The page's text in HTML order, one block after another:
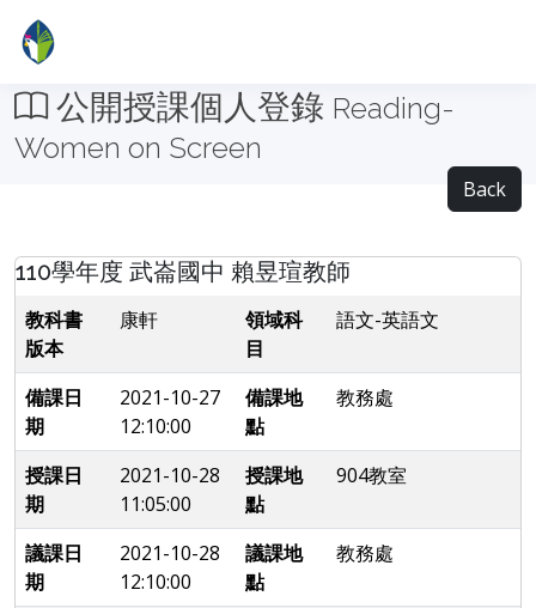
公開授課個人登錄 Reading-
Women on Screen
Back
110學年度 武崙國中 賴昱瑄教師
教科書
版本
康軒
領域科
目
語文-英語文
備課日
期
2021-10-27
12:10:00
備課地
點
教務處
授課日
期
2021-10-28
11:05:00
授課地
點
904教室
議課日
期
2021-10-28
12:10:00
議課地
點
教務處